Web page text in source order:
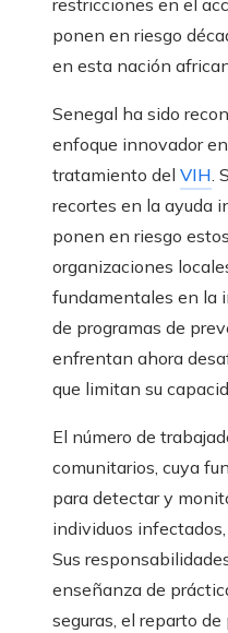
restricciones en el
ponen en riesgo
en esta nación
Senegal ha sido
enfoque innovador
tratamiento del VIH.
recortes en la ayuda
ponen en riesgo
organizaciones
fundamentales en la
de programas de
enfrentan ahora
que limitan su
El número de
comunitarios, cuya
para detectar y
individuos
Sus
enseñanza de
seguras, el reparto